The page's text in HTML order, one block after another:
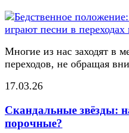
Многие из нас заходят в
переходов, не обращая
17.03.26
Скандальные звёзды:
порочные?